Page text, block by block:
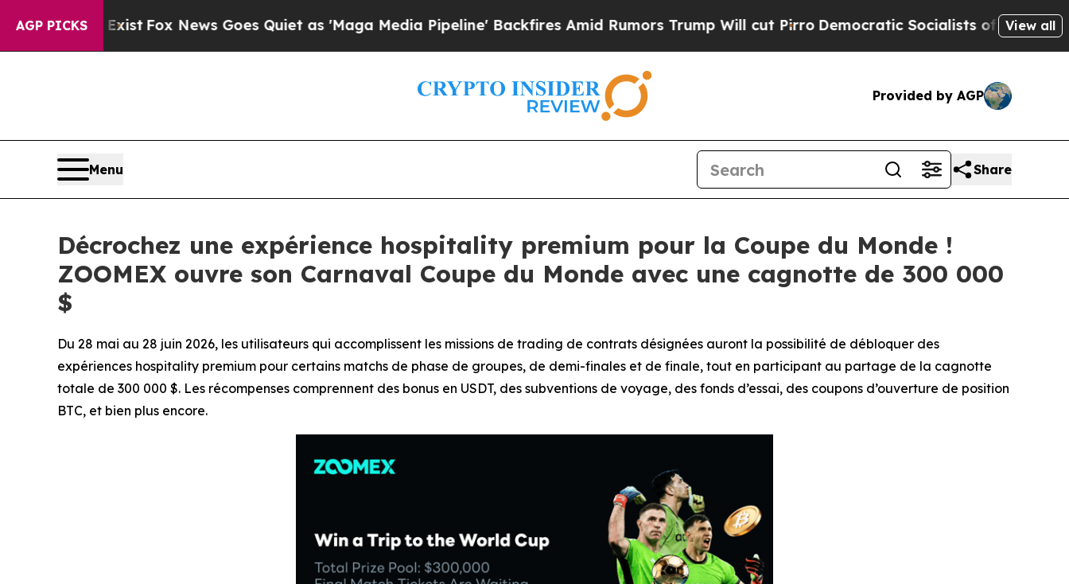
AGP PICKS
ExistFox News Goes Quiet as 'Maga Media Pipeline' Backfires Amid Rumors Trump Will cut PirroDemocratic Socialists of America ProposeView all
Provided by AGP
Menu Share
Décrochez une expérience hospitality premium pour la Coupe du Monde !
ZOOMEX ouvre son Carnaval Coupe du Monde avec une cagnotte de 300 000
$
Du 28 mai au 28 juin 2026, les utilisateurs qui accomplissent les missions de trading de contrats désignées auront la possibilité de débloquer des
expériences hospitality premium pour certains matchs de phase de groupes, de demi-finales et de finale, tout en participant au partage de la cagnotte
totale de 300 000 $. Les récompenses comprennent des bonus en USDT, des subventions de voyage, des fonds d’essai, des coupons d’ouverture de position
BTC, et bien plus encore.